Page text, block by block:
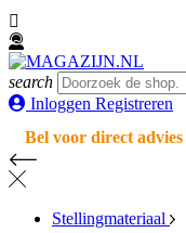

search
Inloggen Registreren
Bel voor direct advies
Stellingmateriaal